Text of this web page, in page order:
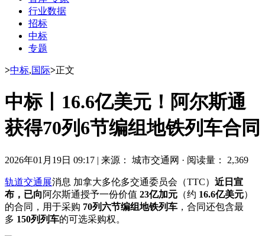
行业数据
招标
中标
专题
>中标,国际>正文
中标丨16.6亿美元！阿尔斯通
获得70列6节编组地铁列车合同
2026年01月19日 09:17 | 来源： 城市交通网 · 阅读量： 2,369
轨道交通展消息 加拿大多伦多交通委员会（TTC） 近日宣
布，已向 阿尔斯通授予一份价值 23亿加元 （约 16.6亿美元）
的合同，用于采购 70列六节编组地铁列车 ，合同还包含最
多 150列列车的可选采购权。